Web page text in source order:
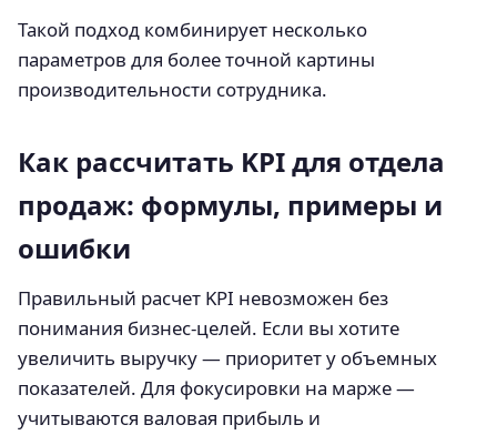
Такой подход комбинирует несколько
параметров для более точной картины
производительности сотрудника.
Как рассчитать KPI для отдела
продаж: формулы, примеры и
ошибки
Правильный расчет KPI невозможен без
понимания бизнес-целей. Если вы хотите
увеличить выручку — приоритет у объемных
показателей. Для фокусировки на марже —
учитываются валовая прибыль и